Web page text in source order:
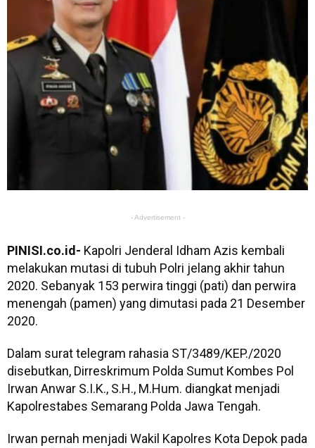
- Advertisement -
PINISI.co.id- Kapolri Jenderal Idham Azis kembali
melakukan mutasi di tubuh Polri jelang akhir tahun
2020. Sebanyak 153 perwira tinggi (pati) dan perwira
menengah (pamen) yang dimutasi pada 21 Desember
2020.
Dalam surat telegram rahasia ST/3489/KEP./2020
disebutkan, Dirreskrimum Polda Sumut Kombes Pol
Irwan Anwar S.I.K., S.H., M.Hum. diangkat menjadi
Kapolrestabes Semarang Polda Jawa Tengah.
Irwan pernah menjadi Wakil Kapolres Kota Depok pada